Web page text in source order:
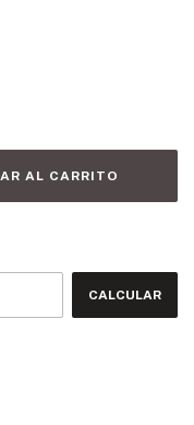
CALCULAR